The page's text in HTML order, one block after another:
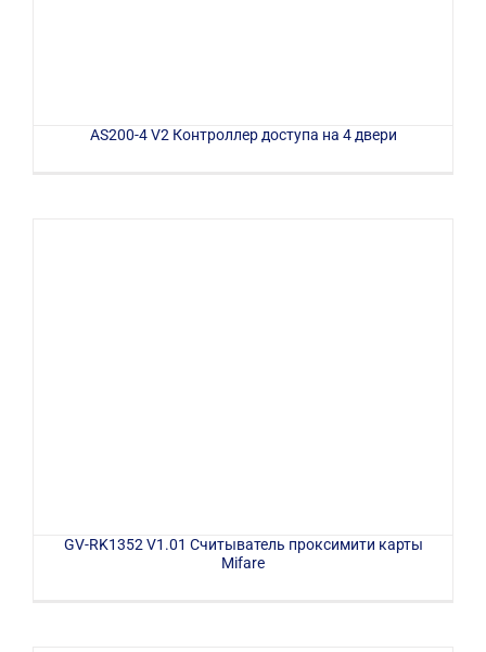
AS200-4 V2 Контроллер доступа на 4 двери
GV-RK1352 V1.01 Считыватель проксимити карты
Mifare